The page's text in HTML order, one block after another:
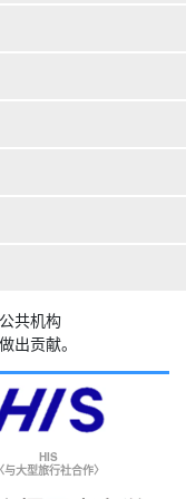
共机构
出贡献。
HIS
〈与大型旅行社合作〉